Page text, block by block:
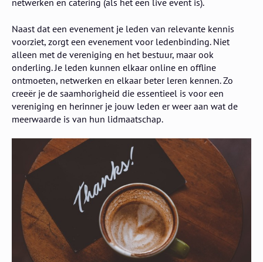
netwerken en catering (als het een live event is).
Naast dat een evenement je leden van relevante kennis
voorziet, zorgt een evenement voor ledenbinding. Niet
alleen met de vereniging en het bestuur, maar ook
onderling. Je leden kunnen elkaar online en offline
ontmoeten, netwerken en elkaar beter leren kennen. Zo
creeër je de saamhorigheid die essentieel is voor een
vereniging en herinner je jouw leden er weer aan wat de
meerwaarde is van hun lidmaatschap.